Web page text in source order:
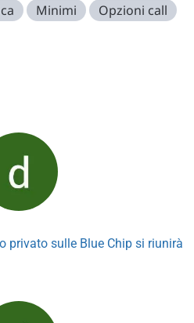
Minimi
Opzioni call
privato sulle Blue Chip si riunirà